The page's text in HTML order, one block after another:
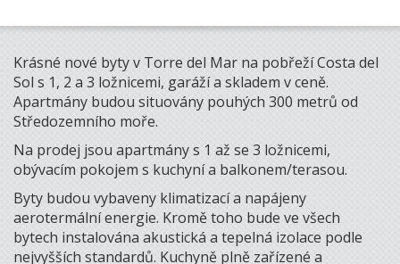
Krásné nové byty v Torre del Mar na pobřeží Costa del
Sol s 1, 2 a 3 ložnicemi, garáží a skladem v ceně.
Apartmány budou situovány pouhých 300 metrů od
Středozemního moře.
Na prodej jsou apartmány s 1 až se 3 ložnicemi,
obývacím pokojem s kuchyní a balkonem/terasou.
Byty budou vybaveny klimatizací a napájeny
aerotermální energie. Kromě toho bude ve všech
bytech instalována akustická a tepelná izolace podle
nejvyšších standardů. Kuchyně plně zařízené a